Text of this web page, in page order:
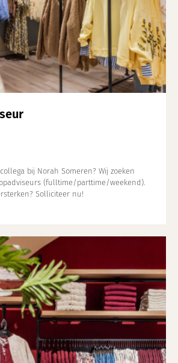
bij Norah Someren? Wij zoeken
(fulltime/parttime/weekend).
Solliciteer nu!